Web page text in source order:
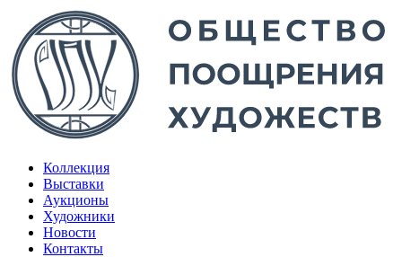
Коллекция
Выставки
Аукционы
Художники
Новости
Контакты